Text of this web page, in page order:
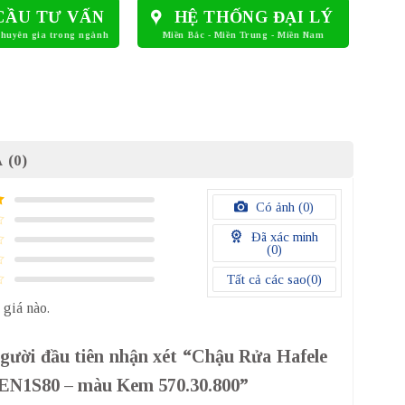
TƯ VẤN HỆ THỐNG ĐẠI LÝ
(0)
Có ảnh (0)
Đã xác minh
(0)
Tất cả các sao(0)
nào.
đầu tiên nhận xét “Chậu Rửa Hafele
– màu Kem 570.30.800”